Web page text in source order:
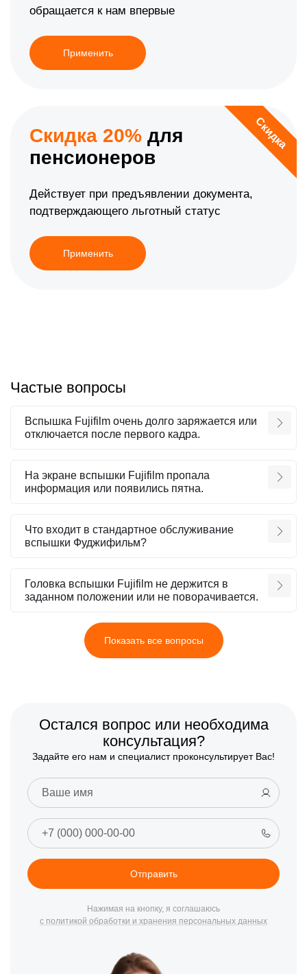
обращается к нам впервые
Применить
Скидка
Скидка 20% для
пенсионеров
Действует при предъявлении документа,
подтверждающего льготный статус
Применить
Частые вопросы
Вспышка Fujifilm очень долго заряжается или
отключается после первого кадра.
На экране вспышки Fujifilm пропала
информация или появились пятна.
Что входит в стандартное обслуживание
вспышки Фуджифильм?
Головка вспышки Fujifilm не держится в
заданном положении или не поворачивается.
Показать все вопросы
Остался вопрос или необходима
консультация?
Задайте его нам и специалист проконсультирует Вас!
Отправить
Нажимая на кнопку, я соглашаюсь
с политикой обработки и хранения персональных данных